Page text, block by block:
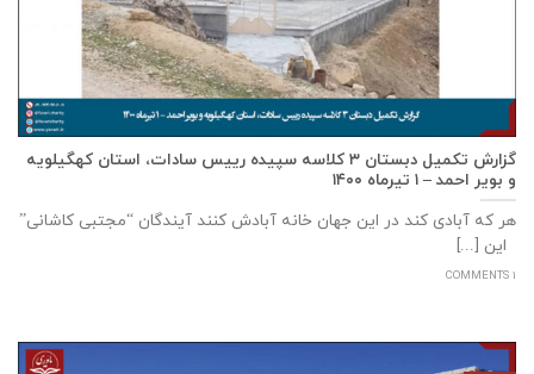
گزارش تکمیل دبستان ۳ کلاسه سپيده رييس سادات، استان كهگيلويه
و بوير احمد – ۱ تیرماه ۱۴۰۰
هر که آبادی کند در این جهان خانه آبادش کنند آیندگان “مجتبی کاشانی”
این [...]
1 COMMENTS